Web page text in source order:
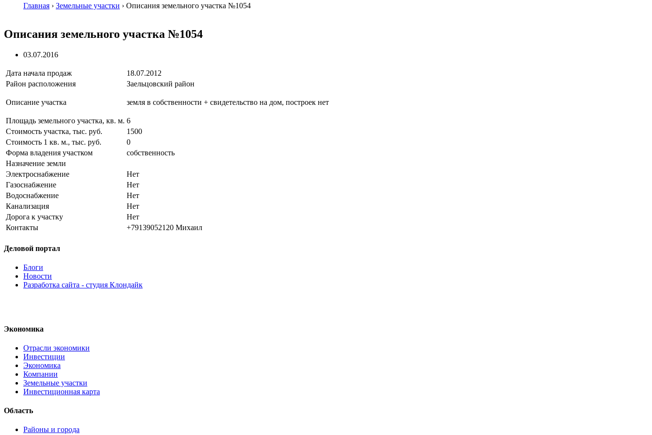
Главная › Земельные участки › Описания земельного участка №1054
Описания земельного участка №1054
03.07.2016
Дата начала продаж
18.07.2012
Район расположения
Заельцовский район
Описание участка земля в собственности + свидетельство на дом, построек нет
Площадь земельного участка, кв. м. 6
Стоимость участка, тыс. руб.
1500
Стоимость 1 кв. м., тыс. руб.
0
Форма владения участком
собственность
Назначение земли
Электроснабжение
Нет
Газоснабжение
Нет
Водоснабжение
Нет
Канализация
Нет
Дорога к участку
Нет
Контакты
+79139052120 Михаил
Деловой портал
Блоги
Новости
Разработка сайта - студия Клондайк
Экономика
Отрасли экономики
Инвестиции
Экономика
Компании
Земельные участки
Инвестиционная карта
Область
Районы и города